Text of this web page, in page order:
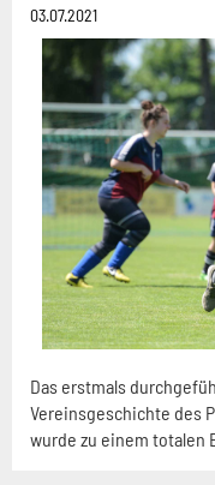
03.07.2021
Das erstmals
Vereinsgeschichte des
wurde zu einem totalen